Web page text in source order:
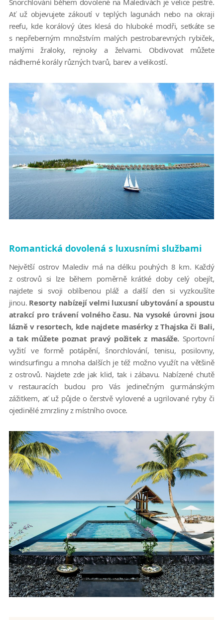
Ať už objevujete zákoutí v teplých lagunách nebo na okraji
reefu, kde korálový útes klesá do hluboké modři, setkáte se
s nepřeberným množstvím malých pestrobarevných rybiček,
malými žraloky, rejnoky a želvami. Obdivovat můžete
nádherné korály různých tvarů, barev a velikostí.
Romantická dovolená s luxusními službami
Největší ostrov Malediv má na délku pouhých 8 km. Každý
z ostrovů si lze během poměrně krátké doby celý obejít,
najdete si svoji oblíbenou pláž a další den si vyzkoušíte
jinou. Resorty nabízejí velmi luxusní ubytování a spoustu
atrakcí pro trávení volného času. Na vysoké úrovni jsou
lázně v resortech, kde najdete masérky z Thajska či Bali,
a tak můžete poznat pravý požitek z masáže. Sportovní
vyžití ve formě potápění, šnorchlování, tenisu, posilovny,
windsurfingu a mnoha dalších je též možno využít na většině
z ostrovů. Najdete zde jak klid, tak i zábavu. Nabízené chutě
v restauracích budou pro Vás jedinečným gurmánským
zážitkem, ať už půjde o čerstvě vylovené a ugrilované ryby či
ojedinělé zmrzliny z místního ovoce.